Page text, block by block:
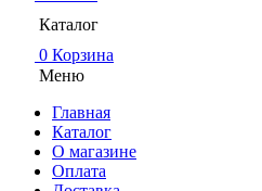
Каталог
0 Корзина
Меню
Главная
Каталог
О магазине
Оплата